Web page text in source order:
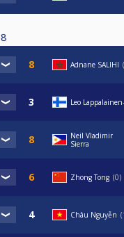
8
Adnane SALIHI
Leo
Neil Vladimir
Sierra
Zhong Tong 0
Châu Nguyễn